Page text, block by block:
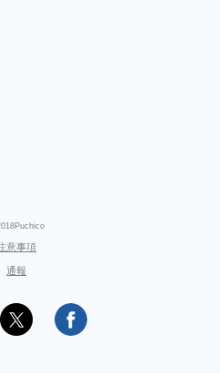
意事項
通報